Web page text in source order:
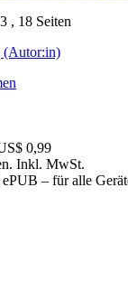
, 18 Seiten
(Autor:in)
0,99
Inkl. MwSt.
– für alle